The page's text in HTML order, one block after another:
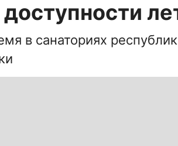
в санаториях